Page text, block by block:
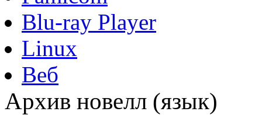
Blu-ray Player
Linux
Веб
Архив новелл (язык)